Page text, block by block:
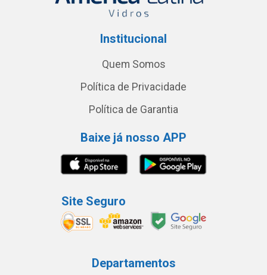
Institucional
Quem Somos
Política de Privacidade
Política de Garantia
Baixe já nosso APP
Site Seguro
Departamentos